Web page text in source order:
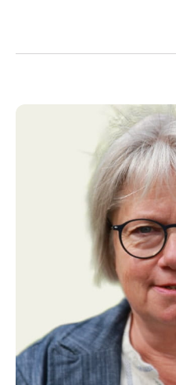
turister i
efterspurgt af turister og
god opdeling med bolig
Ejendommen vil være
vil bo på et deltid/
skole/r, Svendborg,
nær natur, skov,
samtidig den gode plads
mindre heste/dyrehold,
Ejendommen kan også
vil drive en
bygninger, internetbutik
hjemme fra mv., da
Sydøstfyn er med nem